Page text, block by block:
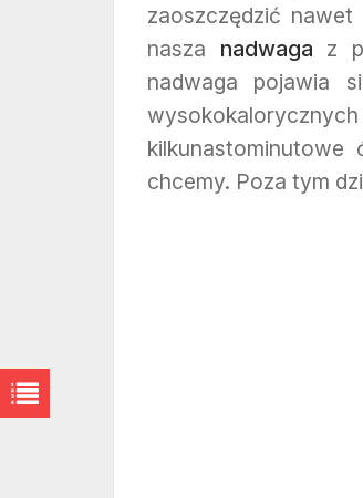
zaoszczędzić
nasza nadwaga z
nadwaga pojawia
wysokokalorycznych
chcemy. Poza tym